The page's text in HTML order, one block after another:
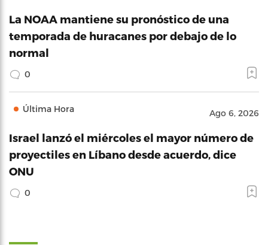
La NOAA mantiene su pronóstico de una
temporada de huracanes por debajo de lo
normal
0
Última Hora Ago 6, 2026
Israel lanzó el miércoles el mayor número de
proyectiles en Líbano desde acuerdo, dice
ONU
0